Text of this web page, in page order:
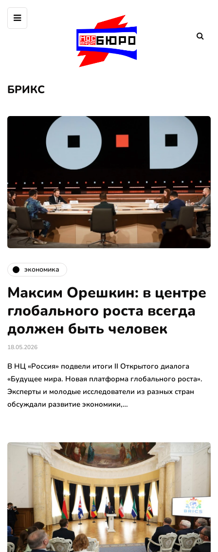
БРИКС
экономика
Максим Орешкин: в центре
глобального роста всегда
должен быть человек
18.05.2026
В НЦ «Россия» подвели итоги II Открытого диалога
«Будущее мира. Новая платформа глобального роста».
Эксперты и молодые исследователи из разных стран
обсуждали развитие экономики,…